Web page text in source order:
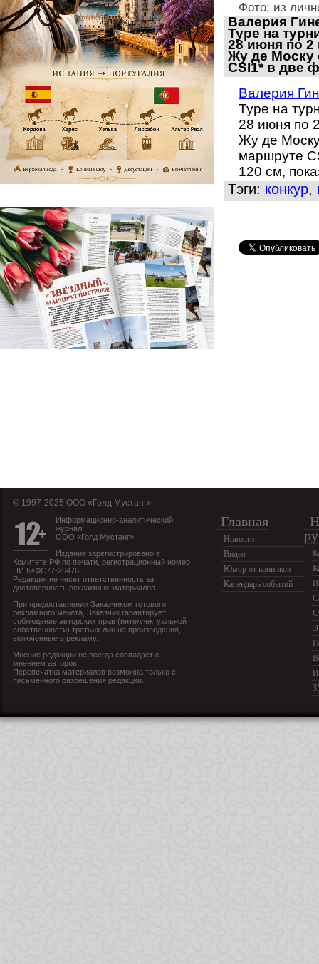
Фото: из
Валерия
Туре на
28 июня по
Жу де Моску
CSI1* в две
Валерия
Туре на
28 июня по
Жу де
маршруте
120 см,
Тэги: конкур,
© 1997-2025 OOO «Голд Мустанг»
Информационно-аналитический
журнал
ООО «Голд Мустанг»
Издание зарегистрировано в
Комитете РФ по печати, регистрационный номер
ПИ №ФС77-26476.
Редакция не несет ответственность за
достоверность рекламных материалов.
При предоставлении Заказчиком готового
рекламного макета, Заказчик гарантирует
соблюдение авторских прав (интеллектуальной
собственности) третьих лиц на произведения,
включенные в рекламу.
Мнение редакции не всегда совпадает с
мнением авторов.
Перепечатка материалов возможна только с
письменного разрешения редакции.
Главная
Новости
Видео
Юмор от конников
Календарь событий